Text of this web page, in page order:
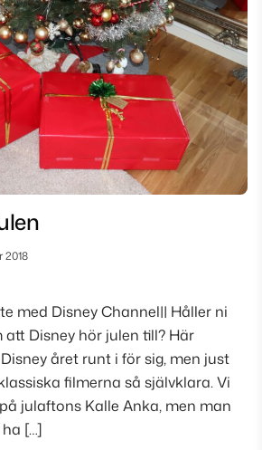
2018
med Disney Channel|| Håller ni
Disney hör julen till? Här
året runt i för sig, men just
filmerna så självklara. Vi
julaftons Kalle Anka, men man
[…]